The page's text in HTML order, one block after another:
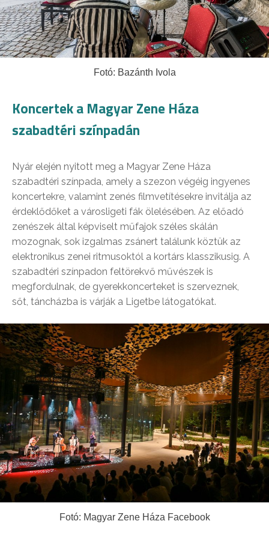
Fotó: Bazánth Ivola
Koncertek a Magyar Zene Háza
szabadtéri színpadán
Nyár elején nyitott meg a Magyar Zene Háza
szabadtéri színpada, amely a szezon végéig ingyenes
koncertekre, valamint zenés filmvetítésekre invitálja az
érdeklődőket a városligeti fák ölelésében. Az előadó
zenészek által képviselt műfajok széles skálán
mozognak, sok izgalmas zsánert találunk köztük az
elektronikus zenei ritmusoktól a kortárs klasszikusig. A
szabadtéri színpadon feltörekvő művészek is
megfordulnak, de gyerekkoncerteket is szerveznek,
sőt, táncházba is várják a Ligetbe látogatókat.
Fotó: Magyar Zene Háza Facebook